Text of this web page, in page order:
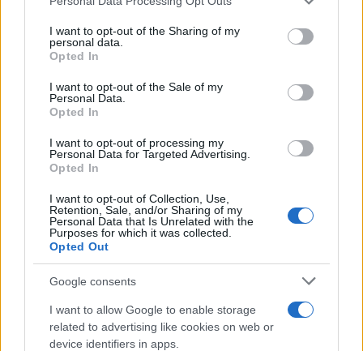
not limited to your visit or usage behaviour. You may click to
grant or deny consent to Google and its third-party tags to
use your data for below specified purposes in below Google
consent section.
I want to opt-out of the Sharing of my
personal data.
Opted In
I want to opt-out of the Sale of my
Personal Data.
Opted In
I want to opt-out of processing my
Personal Data for Targeted Advertising.
Opted In
I want to opt-out of Collection, Use,
Retention, Sale, and/or Sharing of my
Personal Data that Is Unrelated with the
Purposes for which it was collected.
Opted Out
Google consents
I want to allow Google to enable storage
related to advertising like cookies on web or
device identifiers in apps.
SNCASE SE.5000 Baroudeur: το γαλλικό
μαχητικό που… ξέχασε τους τροχούς
Litening: Η Αμερικανική Αεροπορία
επενδύει σε ένα από τα πλέον
διαδεδομένα ατρακτίδια στοχοποίησης